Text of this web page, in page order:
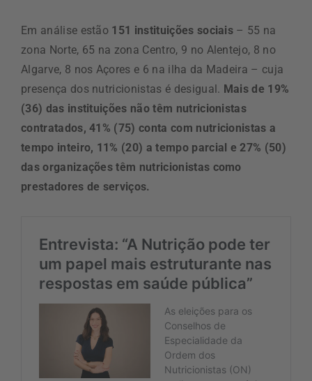
Em análise estão 151 instituições sociais – 55 na
zona Norte, 65 na zona Centro, 9 no Alentejo, 8 no
Algarve, 8 nos Açores e 6 na ilha da Madeira – cuja
presença dos nutricionistas é desigual. Mais de 19%
(36) das instituições não têm nutricionistas
contratados, 41% (75) conta com nutricionistas a
tempo inteiro, 11% (20) a tempo parcial e 27% (50)
das organizações têm nutricionistas como
prestadores de serviços.